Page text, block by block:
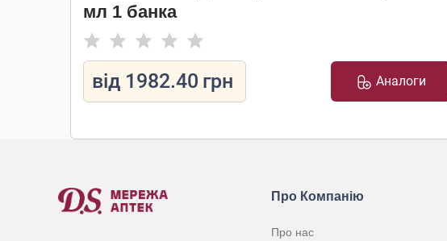
мл 1 банка
від 1982.40 грн Аналоги
Про Компанію
Про нас